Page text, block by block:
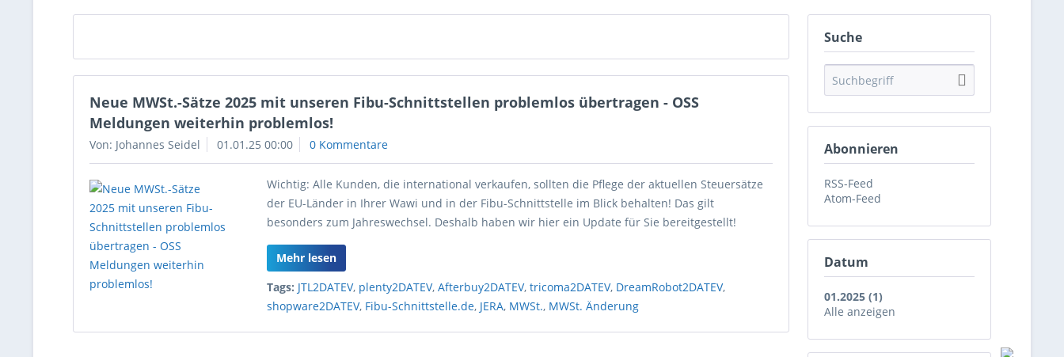
Suche
Abonnieren
RSS-Feed
Atom-Feed
Datum
01.2025 (1)
Alle anzeigen
Neue MWSt.-Sätze 2025 mit unseren Fibu-Schnittstellen problemlos übertragen - OSS
Meldungen weiterhin problemlos!
Von: Johannes Seidel 01.01.25 00:00 0 Kommentare
Wichtig: Alle Kunden, die international verkaufen, sollten die Pflege der aktuellen Steuersätze
der EU-Länder in Ihrer Wawi und in der Fibu-Schnittstelle im Blick behalten! Das gilt
besonders zum Jahreswechsel. Deshalb haben wir hier ein Update für Sie bereitgestellt!
Mehr lesen
Tags: JTL2DATEV, plenty2DATEV,Afterbuy2DATEV,tricoma2DATEV, DreamRobot2DATEV,
shopware2DATEV, Fibu-Schnittstelle.de, JERA, MWSt., MWSt. Änderung